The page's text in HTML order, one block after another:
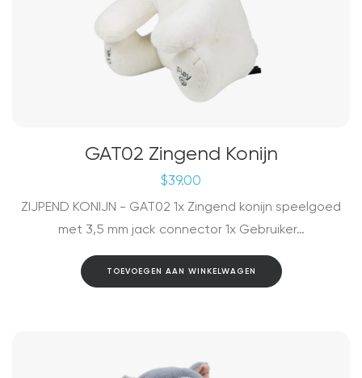
GAT02 Zingend Konijn
$39.00
ZIJPEND KONIJN - GAT02 1x Zingend konijn speelgoed
met 3,5 mm jack connector 1x Gebruiker…
TOEVOEGEN AAN WINKELWAGEN